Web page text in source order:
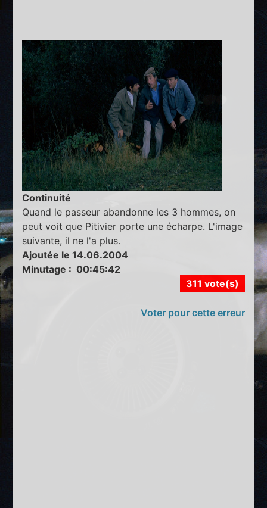
Continuité
Quand le passeur abandonne les 3 hommes, on
peut voit que Pitivier porte une écharpe. L'image
suivante, il ne l'a plus.
Ajoutée le 14.06.2004
Minutage : 00:45:42
311 vote(s)
Voter pour cette erreur